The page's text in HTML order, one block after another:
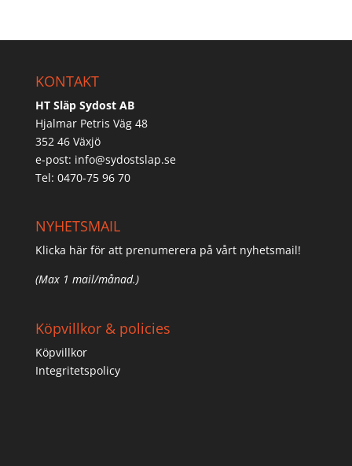
KONTAKT
HT Släp Sydost AB
Hjalmar Petris Väg 48
352 46 Växjö
e-post: info@sydostslap.se
Tel: 0470-75 96 70
NYHETSMAIL
Klicka här för att prenumerera på vårt nyhetsmail!
(Max 1 mail/månad.)
Köpvillkor & policies
Köpvillkor
Integritetspolicy